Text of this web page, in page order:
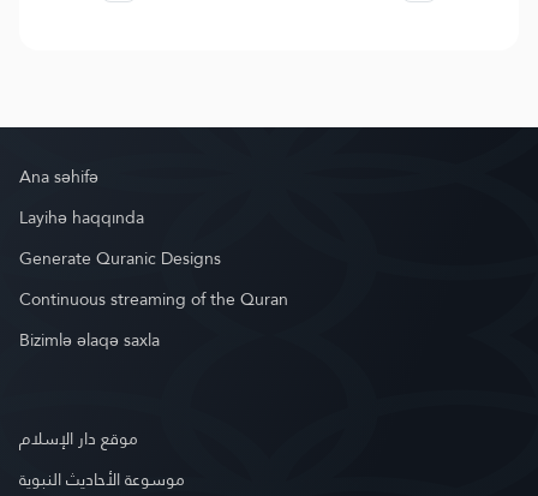
Ana səhifə
Layihə haqqında
Generate Quranic Designs
Continuous streaming of the Quran
Bizimlə əlaqə saxla
موقع دار الإسلام
موسوعة الأحاديث النبوية